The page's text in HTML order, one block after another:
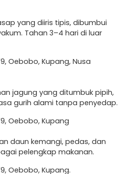
yang diiris tipis, dibumbui
Tahan 3–4 hari di luar
Oebobo, Kupang, Nusa
jagung yang ditumbuk pipih,
gurih alami tanpa penyedap.
Oebobo, Kupang
daun kemangi, pedas, dan
pelengkap makanan.
Oebobo, Kupang.